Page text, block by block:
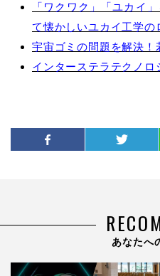
「ワクワク」「ユカイ
て懐かしいユカイ工学の
宇宙ゴミの問題を解決
インターステラテクノロ
あなたへ